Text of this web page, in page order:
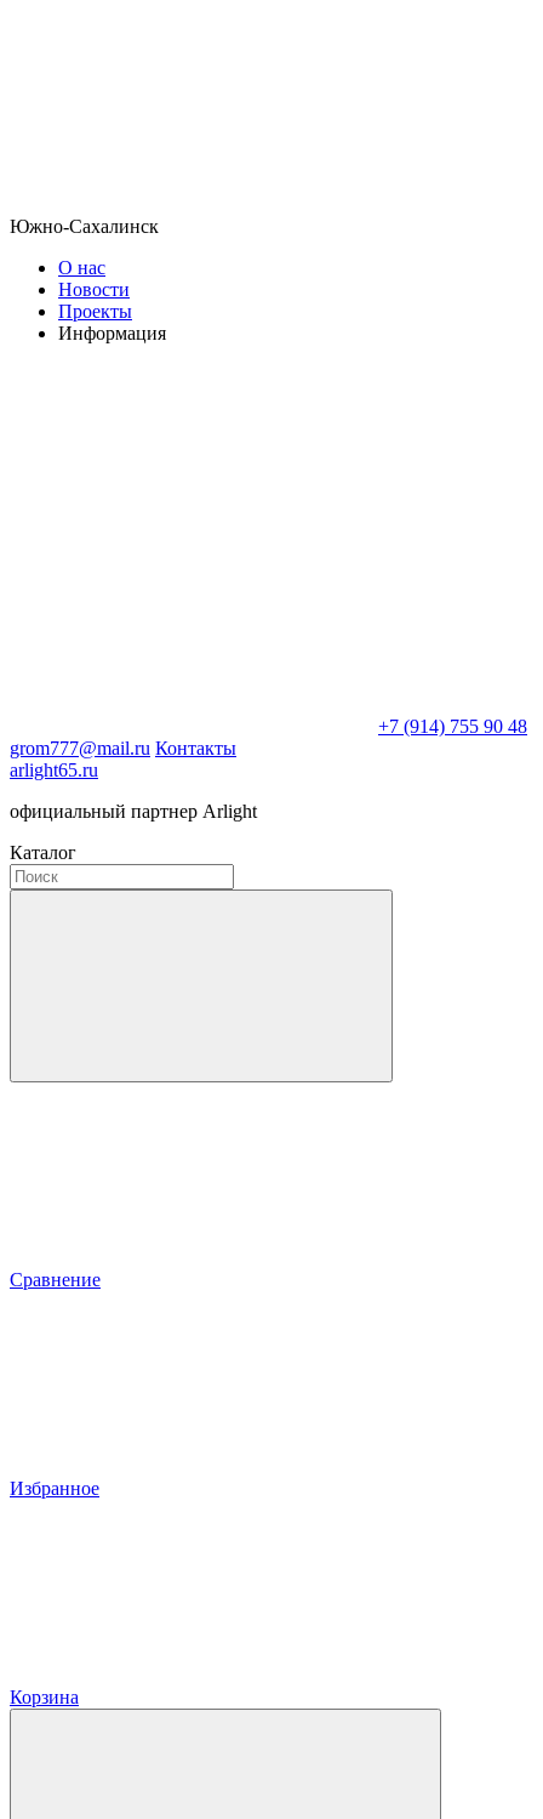
Южно-Сахалинск
О нас
Новости
Проекты
Информация
+7 (914) 755 90 48
grom777@mail.ru Контакты
arlight65.ru
официальный партнер Arlight
Каталог
Сравнение
Избранное
Корзина